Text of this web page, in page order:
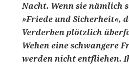
Nacht. Wenn sie nämlich
»Friede und Sicherheit«,
Verderben plötzlich
Wehen eine schwangere
werden nicht entfliehen.